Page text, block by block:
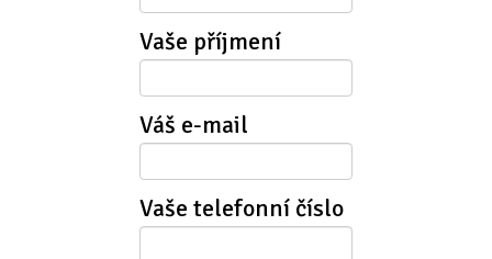
Vaše příjmení
Váš e-mail
Vaše telefonní číslo